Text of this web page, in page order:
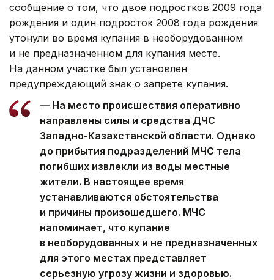
сообщение о том, что двое подростков 2009 года
рождения и один подросток 2008 года рождения
утонули во время купания в необорудованном
и не предназначенном для купания месте.
На данном участке был установлен
предупреждающий знак о запрете купания.
— На место происшествия оперативно
направлены силы и средства ДЧС
Западно-Казахстанской области. Однако
до прибытия подразделений МЧС тела
погибших извлекли из воды местные
жители. В настоящее время
устанавливаются обстоятельства
и причины произошедшего. МЧС
напоминает, что купание
в необорудованных и не предназначенных
для этого местах представляет
серьезную угрозу жизни и здоровью.